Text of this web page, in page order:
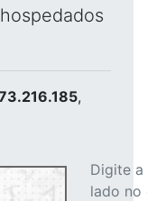
,
Digite
lado no